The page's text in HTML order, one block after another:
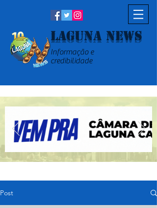
Laguna News
Informação e
credibilidade
Post